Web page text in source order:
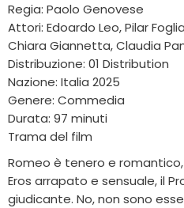
Regia: Paolo Genovese
Attori: Edoardo Leo, Pilar
Chiara Giannetta, Claudia
Distribuzione: 01 Distribution
Nazione: Italia 2025
Genere: Commedia
Durata: 97 minuti
Trama del film
Romeo è tenero e
Eros arrapato e sensuale, il
giudicante. No, non sono